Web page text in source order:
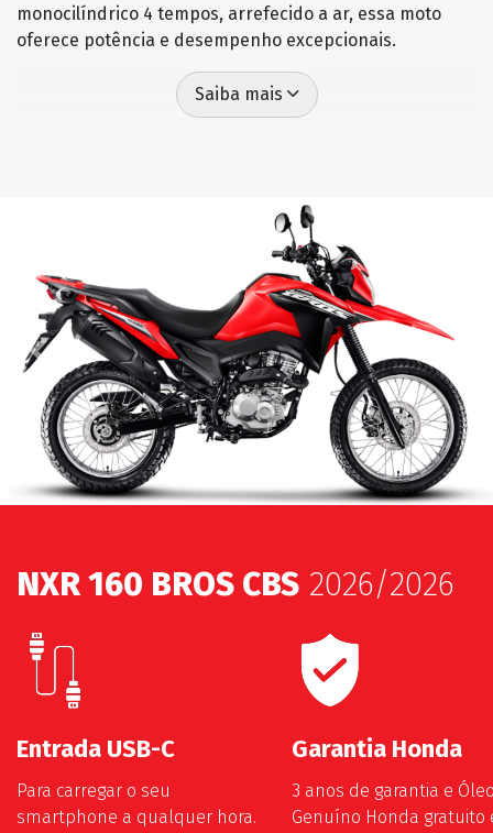
monocilíndrico 4 tempos, arrefecido a ar, essa moto
oferece potência e desempenho excepcionais.
Saiba mais
Previous
NXR 160 BROS CBS 2026/2026
Entrada USB-C
Para carregar o seu
smartphone a qualquer hora.
Garantia Honda
3 anos de garantia e
Genuíno Honda gratuito